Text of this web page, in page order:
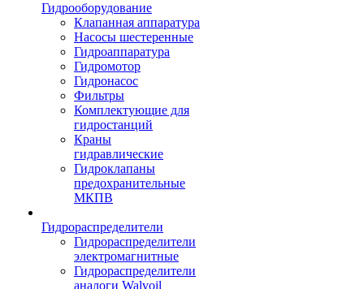
Гидрооборудование
Клапанная аппаратура
Насосы шестеренные
Гидроаппаратура
Гидромотор
Гидронасос
Фильтры
Комплектующие для
гидростанций
Краны
гидравлические
Гидроклапаны
предохранительные
МКПВ
Гидрораспределители
Гидрораспределители
электромагнитные
Гидрораспределители
аналоги Walvoil